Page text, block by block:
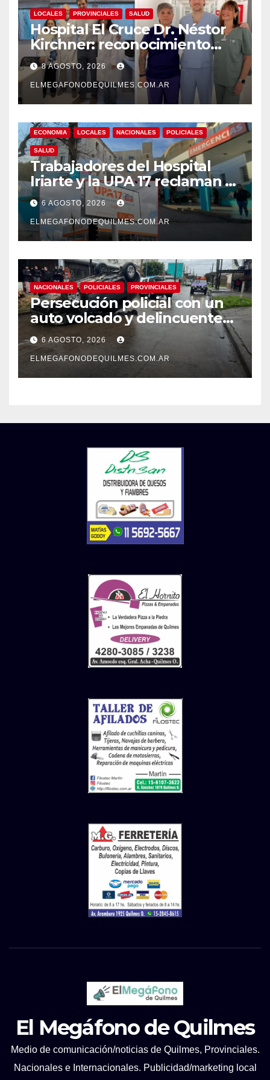
LOCALES PROVINCIALES SALUD
Hospital El Cruce Dr. Néstor
Kirchner: reconocimiento
internacional a la calidad de
su atención
8 AGOSTO, 2026
ELMEGAFONODEQUILMES.COM.AR
ECONOMIA LOCALES NACIONALES POLICIALES
SALUD
Trabajadores del Hospital
Iriarte y la UPA 17 reclaman el
pase a planta de becarios y
mejoras laborales
6 AGOSTO, 2026
ELMEGAFONODEQUILMES.COM.AR
NACIONALES POLICIALES PROVINCIALES
Persecución policial con un
auto volcado y delincuentes
detenidos en San Francisco
Solano
6 AGOSTO, 2026
ELMEGAFONODEQUILMES.COM.AR
El Megáfono de Quilmes
Medio de comunicación/noticias de Quilmes, Provinciales.
Nacionales e Internacionales. Publicidad/marketing local